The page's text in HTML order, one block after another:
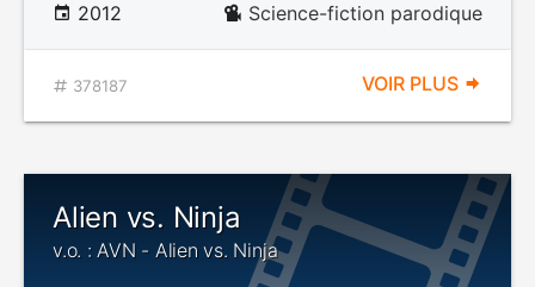
2012 Science-fiction parodique
378187 VOIR PLUS
Alien vs. Ninja
v.o. : AVN - Alien vs. Ninja